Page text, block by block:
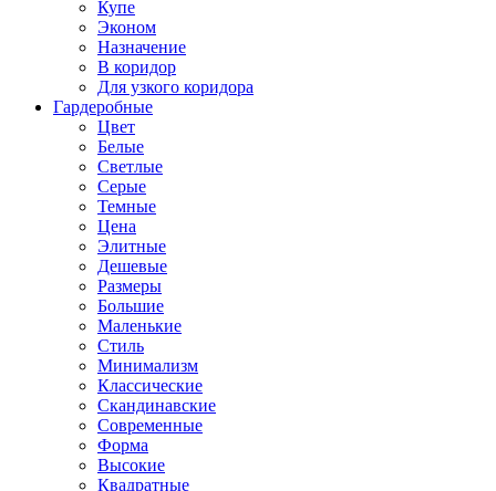
Купе
Эконом
Назначение
В коридор
Для узкого коридора
Гардеробные
Цвет
Белые
Светлые
Серые
Темные
Цена
Элитные
Дешевые
Размеры
Большие
Маленькие
Стиль
Минимализм
Классические
Скандинавские
Современные
Форма
Высокие
Квадратные